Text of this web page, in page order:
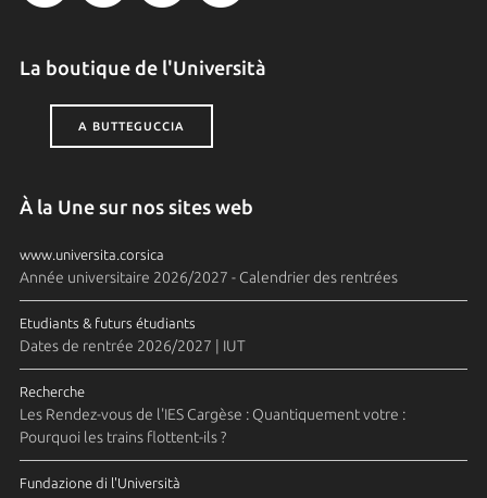
La boutique de l'Università
A BUTTEGUCCIA
À la Une sur nos sites web
www.universita.corsica
Année universitaire 2026/2027 - Calendrier des rentrées
Etudiants & futurs étudiants
Dates de rentrée 2026/2027 | IUT
Recherche
Les Rendez-vous de l'IES Cargèse : Quantiquement votre :
Pourquoi les trains flottent-ils ?
Fundazione di l'Università